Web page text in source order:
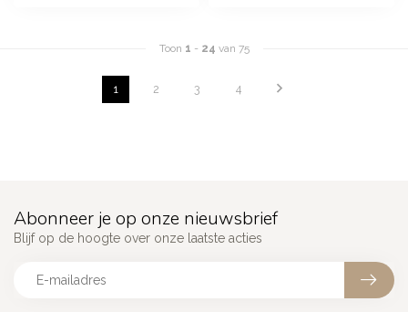
Toon 1 - 24 van 75
1 2 3 4
Abonneer je op onze nieuwsbrief
Blijf op de hoogte over onze laatste acties